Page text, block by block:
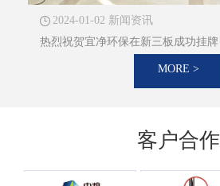
2024-01-02 新闻资讯
热烈祝贺宜净环保在新三板成功挂牌
MORE >
客户合作